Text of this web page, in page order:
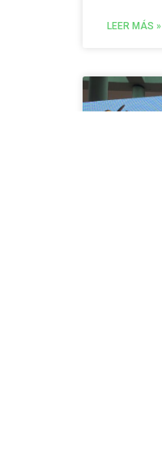
LEER MÁS »